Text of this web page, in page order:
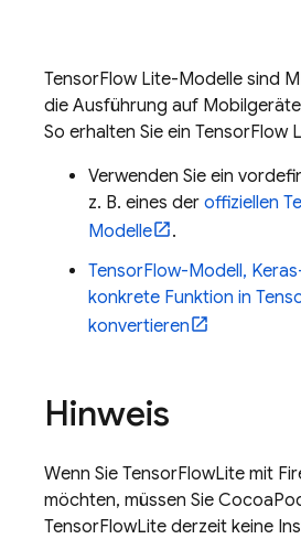
TensorFlow Lite-Modelle sind
die Ausführung auf
So erhalten Sie ein TensorFlow
Verwenden Sie ein
z. B. eines der offiziellen
Modelle
.
TensorFlow-Modell,
konkrete Funktion in
konvertieren
Hinweis
Wenn Sie TensorFlowLite mit
möchten, müssen Sie
TensorFlowLite derzeit keine